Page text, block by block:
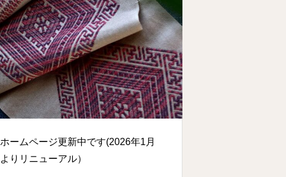
ホームページ更新中です(2026年1月
よりリニューアル）